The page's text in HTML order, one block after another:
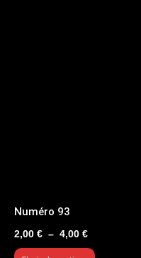
Numéro 93
2,00 € – 4,00 €Plage
de